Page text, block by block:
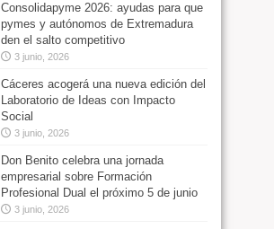
Consolidapyme 2026: ayudas para que
pymes y autónomos de Extremadura
den el salto competitivo
3 junio, 2026
Cáceres acogerá una nueva edición del
Laboratorio de Ideas con Impacto
Social
3 junio, 2026
Don Benito celebra una jornada
empresarial sobre Formación
Profesional Dual el próximo 5 de junio
3 junio, 2026